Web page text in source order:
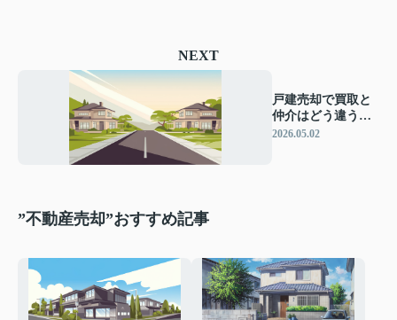
NEXT
戸建売却で買取と
仲介はどう違う？
自分に合う売却方
2026.05.02
”不動産売却”おすすめ記事